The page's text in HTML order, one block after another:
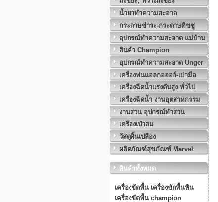
น้ำยาทำความสะอาด
กระดาษชำระ-กระดาษทิชชู่
อุปกรณ์ทำความสะอาด แม่บ้าน
สินค้า Champion
อุปกรณ์ทำความสะอาด Unger
เครื่องพ่นแอลกอฮอล์-เป่ามือ
เครื่องฉีดน้ำแรงดันสูง ทั่วไป
เครื่องฉีดน้ำ งานอุตสาหกรรม
งานสวน อุปกรณ์ทำสวน
เครื่องเป่าลม
วัสดุสิ้นเปลือง
ผลิตภัณฑ์สุขภัณฑ์ Marvel
สินค้าทั้งหมด
เครื่องขัดพื้น เครื่องขัดพื้นหิน
เครื่องขัดพื้น champion